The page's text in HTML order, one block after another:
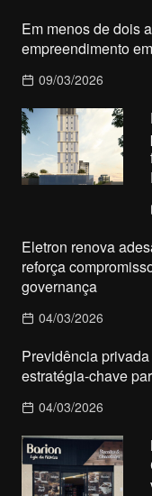
Em menos de dois
empreendimento
09/03/2026
Eletron renova
reforça
governança
04/03/2026
Previdência
estratégia-chave
04/03/2026